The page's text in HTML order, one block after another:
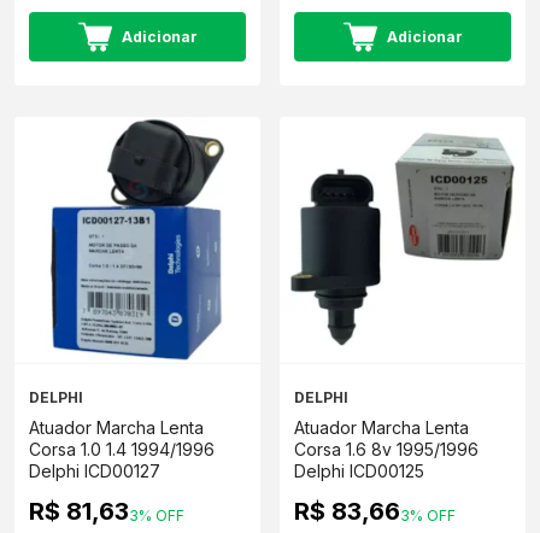
Adicionar Adicionar
DELPHI
Atuador Marcha Lenta
Corsa 1.0 1.4 1994/1996
Delphi ICD00127
R$ 81,633% OFF
DELPHI
Atuador Marcha Lenta
Corsa 1.6 8v 1995/1996
Delphi ICD00125
R$ 83,663% OFF